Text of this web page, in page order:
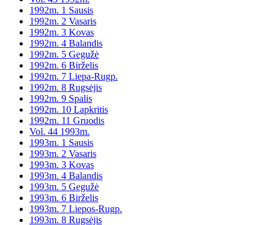
1992m. 1 Sausis
1992m. 2 Vasaris
1992m. 3 Kovas
1992m. 4 Balandis
1992m. 5 Gegužė
1992m. 6 Birželis
1992m. 7 Liepa-Rugp.
1992m. 8 Rugsėjis
1992m. 9 Spalis
1992m. 10 Lapkritis
1992m. 11 Gruodis
Vol. 44 1993m.
1993m. 1 Sausis
1993m. 2 Vasaris
1993m. 3 Kovas
1993m. 4 Balandis
1993m. 5 Gegužė
1993m. 6 Birželis
1993m. 7 Liepos-Rugp.
1993m. 8 Rugsėjis